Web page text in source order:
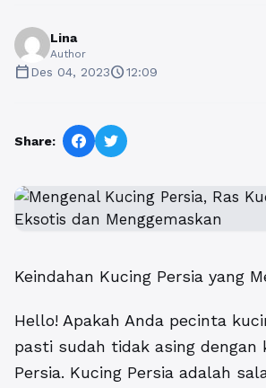
Lina
Author
calendar_todayDes 04, 2023schedule12:09
Share:
Keindahan Kucing Persia yang
Hello! Apakah Anda pecinta
pasti sudah tidak asing dengan
Persia. Kucing Persia adalah